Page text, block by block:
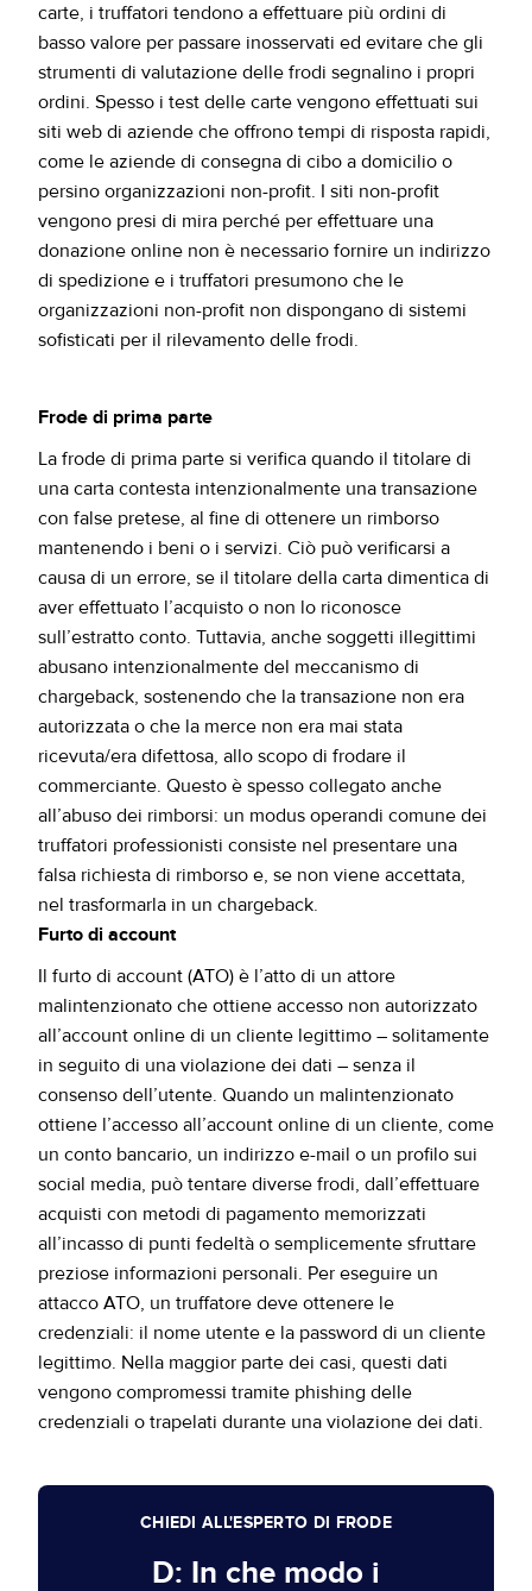
carte, i truffatori tendono a effettuare più ordini di
basso valore per passare inosservati ed evitare che gli
strumenti di valutazione delle frodi segnalino i propri
ordini. Spesso i test delle carte vengono effettuati sui
siti web di aziende che offrono tempi di risposta rapidi,
come le aziende di consegna di cibo a domicilio o
persino organizzazioni non-profit. I siti non-profit
vengono presi di mira perché per effettuare una
donazione online non è necessario fornire un indirizzo
di spedizione e i truffatori presumono che le
organizzazioni non-profit non dispongano di sistemi
sofisticati per il rilevamento delle frodi.
Frode di prima parte
La frode di prima parte si verifica quando il titolare di
una carta contesta intenzionalmente una transazione
con false pretese, al fine di ottenere un rimborso
mantenendo i beni o i servizi. Ciò può verificarsi a
causa di un errore, se il titolare della carta dimentica di
aver effettuato l’acquisto o non lo riconosce
sull’estratto conto. Tuttavia, anche soggetti illegittimi
abusano intenzionalmente del meccanismo di
chargeback, sostenendo che la transazione non era
autorizzata o che la merce non era mai stata
ricevuta/era difettosa, allo scopo di frodare il
commerciante. Questo è spesso collegato anche
all’abuso dei rimborsi: un modus operandi comune dei
truffatori professionisti consiste nel presentare una
falsa richiesta di rimborso e, se non viene accettata,
nel trasformarla in un chargeback.
Furto di account
Il furto di account (ATO) è l’atto di un attore
malintenzionato che ottiene accesso non autorizzato
all’account online di un cliente legittimo – solitamente
in seguito di una violazione dei dati – senza il
consenso dell’utente. Quando un malintenzionato
ottiene l’accesso all’account online di un cliente, come
un conto bancario, un indirizzo e-mail o un profilo sui
social media, può tentare diverse frodi, dall’effettuare
acquisti con metodi di pagamento memorizzati
all’incasso di punti fedeltà o semplicemente sfruttare
preziose informazioni personali. Per eseguire un
attacco ATO, un truffatore deve ottenere le
credenziali: il nome utente e la password di un cliente
legittimo. Nella maggior parte dei casi, questi dati
vengono compromessi tramite phishing delle
credenziali o trapelati durante una violazione dei dati.
CHIEDI ALL'ESPERTO DI FRODE
D: In che modo i